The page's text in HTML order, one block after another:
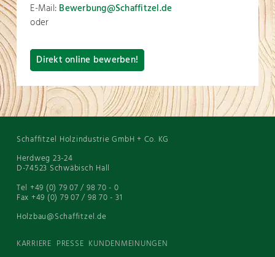
E-Mail: Bewerbung@Schaffitzel.de
oder
Direkt online bewerben!
Schaffitzel Holzindustrie GmbH + Co. KG
Herdweg 23-24
D-74523 Schwäbisch Hall
Tel +49 (0) 79 07 / 98 70 - 0
Fax +49 (0) 79 07 / 98 70 - 31
Holzbau@Schaffitzel.de
KARRIERE PRESSE KUNDENMEINUNGEN